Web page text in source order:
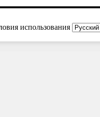
использования